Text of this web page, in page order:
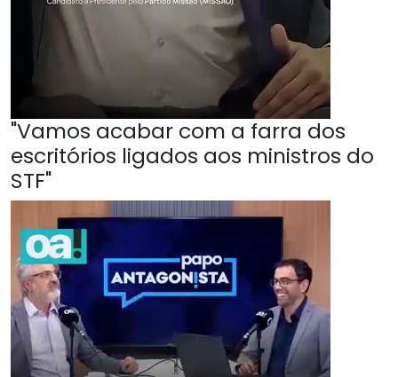
"Vamos acabar com a farra dos
escritórios ligados aos ministros do
STF"